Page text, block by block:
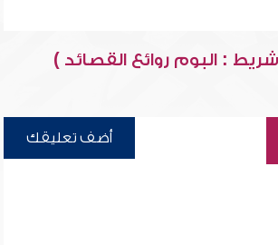
: البوم روائع القصائد )
أضف تعليقك